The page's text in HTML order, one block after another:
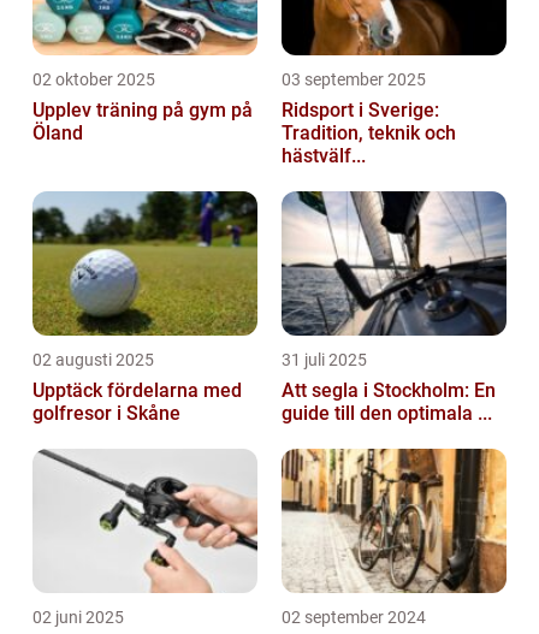
02 oktober 2025
Upplev träning på gym på
Öland
03 september 2025
Ridsport i Sverige:
Tradition, teknik och
hästvälf...
02 augusti 2025
Upptäck fördelarna med
golfresor i Skåne
31 juli 2025
Att segla i Stockholm: En
guide till den optimala ...
02 juni 2025 02 september 2024